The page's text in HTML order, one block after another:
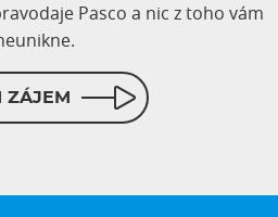
Pasco a nic z toho vám
ZÁJEM